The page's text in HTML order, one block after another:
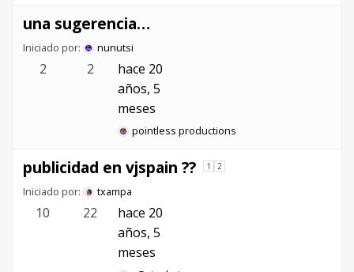
una sugerencia…
Iniciado por: nunutsi
2 2
hace 20
años, 5
meses
pointless productions
publicidad en vjspain ?? 1 2
Iniciado por: txampa
10 22
hace 20
años, 5
meses